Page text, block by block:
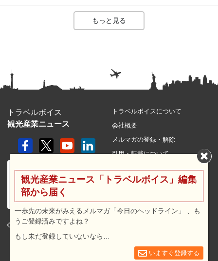
もっと見る
トラベルボイス
観光産業ニュース
© 2026 travel voice.
トラベルボイスについて
会社概要
メルマガの登録・解除
引用・転載について
利用規約
広告メニュー・料金
観光産業ニュース「トラベルボイス」編集
部から届く
一歩先の未来がみえるメルマガ「今日のヘッドライン」 、も
うご登録済みですよね？
もし未だ登録していないなら…
いますぐ登録する